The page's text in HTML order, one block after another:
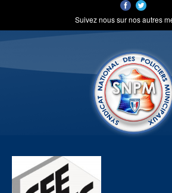
Suivez nous sur nos autres